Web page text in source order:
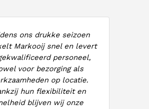
ons drukke seizoen
Markooij snel en levert
personeel,
voor bezorging als
op locatie.
hun flexibiliteit en
blijven wij onze